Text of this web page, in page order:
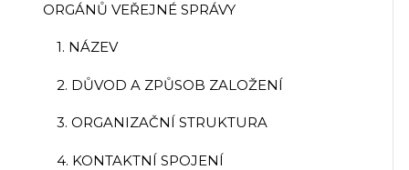
ORGÁNŮ VEŘEJNÉ SPRÁVY
1. NÁZEV
2. DŮVOD A ZPŮSOB ZALOŽENÍ
3. ORGANIZAČNÍ STRUKTURA
4. KONTAKTNÍ SPOJENÍ